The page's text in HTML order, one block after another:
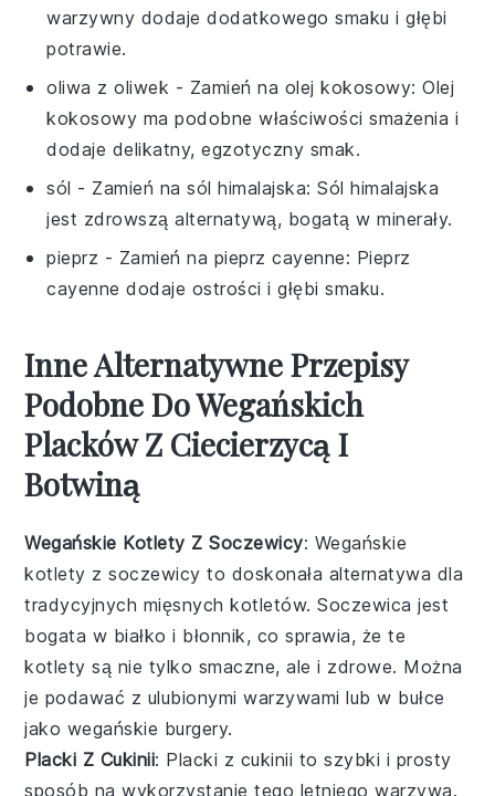
warzywny dodaje dodatkowego smaku i głębi
potrawie.
oliwa z oliwek - Zamień na olej kokosowy: Olej
kokosowy ma podobne właściwości smażenia i
dodaje delikatny, egzotyczny smak.
sól - Zamień nasól himalajska: Sól himalajska
jest zdrowszą alternatywą, bogatą w minerały.
pieprz - Zamień na pieprz cayenne: Pieprz
cayenne dodaje ostrości i głębi smaku.
Inne Alternatywne Przepisy
Podobne Do Wegańskich
Placków Z Ciecierzycą I
Botwiną
Wegańskie Kotlety Z Soczewicy: Wegańskie
kotlety z soczewicy to doskonała alternatywa dla
tradycyjnych mięsnych kotletów. Soczewica jest
bogata w białko i błonnik, co sprawia, że te
kotlety są nie tylko smaczne, ale i zdrowe. Można
je podawać z ulubionymi warzywami lub w bułce
jako wegańskie burgery.
Placki Z Cukinii: Placki z cukinii to szybki i prosty
sposób na wykorzystanie tego letniego warzywa.